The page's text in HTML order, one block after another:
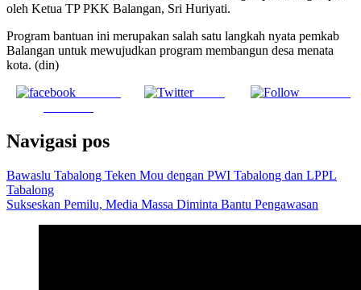
oleh Ketua TP PKK Balangan, Sri Huriyati.
Program bantuan ini merupakan salah satu langkah nyata pemkab
Balangan untuk mewujudkan program membangun desa menata
kota. (din)
Tweet
Navigasi pos
Bawaslu Tabalong Teken Mou dengan PWI Tabalong dan LPPL
Tabalong
Sukseskan Pemilu, Media Massa Diminta Bantu Pengawasan